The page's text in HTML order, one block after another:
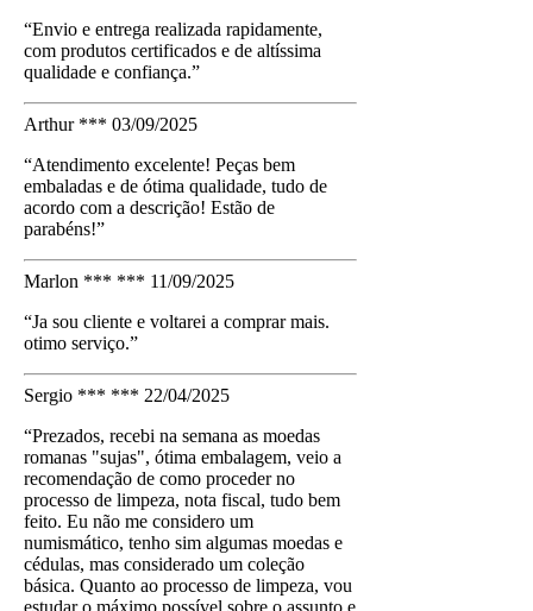
“Envio e entrega realizada rapidamente,
com produtos certificados e de altíssima
qualidade e confiança.”
Arthur *** 03/09/2025
“Atendimento excelente! Peças bem
embaladas e de ótima qualidade, tudo de
acordo com a descrição! Estão de
parabéns!”
Marlon *** *** 11/09/2025
“Ja sou cliente e voltarei a comprar mais.
otimo serviço.”
Sergio *** *** 22/04/2025
“Prezados, recebi na semana as moedas
romanas "sujas", ótima embalagem, veio a
recomendação de como proceder no
processo de limpeza, nota fiscal, tudo bem
feito. Eu não me considero um
numismático, tenho sim algumas moedas e
cédulas, mas considerado um coleção
básica. Quanto ao processo de limpeza, vou
estudar o máximo possível sobre o assunto e